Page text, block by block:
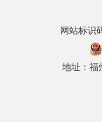
网站标识
地址：福